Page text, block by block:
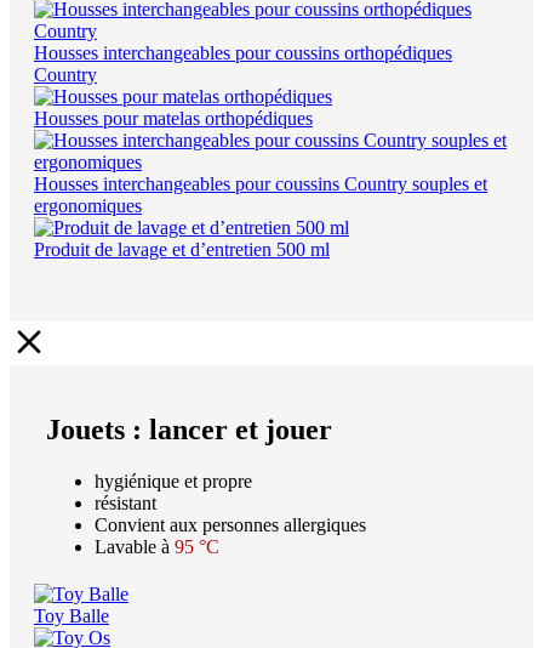
Housses interchangeables pour coussins orthopédiques
Country
Housses pour matelas orthopédiques
Housses interchangeables pour coussins Country souples et
ergonomiques
Produit de lavage et d’entretien 500 ml
Jouets : lancer et jouer
hygiénique et propre
résistant
Convient aux personnes allergiques
Lavable à 95 °C
Toy Balle